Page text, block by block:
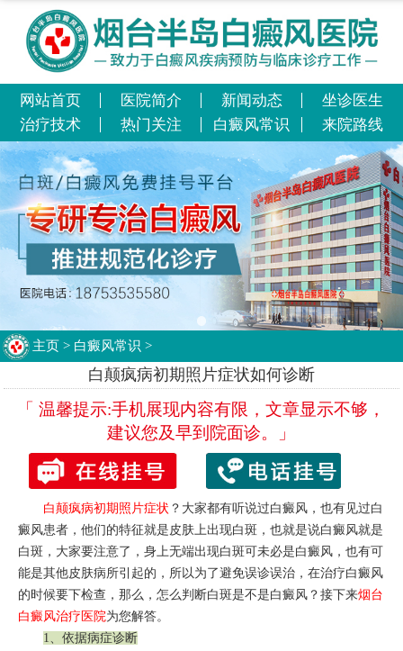
网站首页 医院简介 新闻动态
坐诊医生
治疗技术
热门关注 白癜风常识 来院路线
主页 > 白癜风常识 >
白颠疯病初期照片症状如何诊断
「 温馨提示:手机展现内容有限，文章显示不够，
建议您及早到院面诊。」
白颠疯病初期照片症状 ？大家都有听说过白癜风，也有见过白
癜风患者，他们的特征就是皮肤上出现白斑，也就是说白癜风就是
白斑，大家要注意了，身上无端出现白斑可未必是白癜风，也有可
能是其他皮肤病所引起的，所以为了避免误诊误治，在治疗白癜风
的时候要下检查，那么，怎么判断白斑是不是白癜风？接下来烟台
白癜风治疗医院为您解答。
1、依据病症诊断